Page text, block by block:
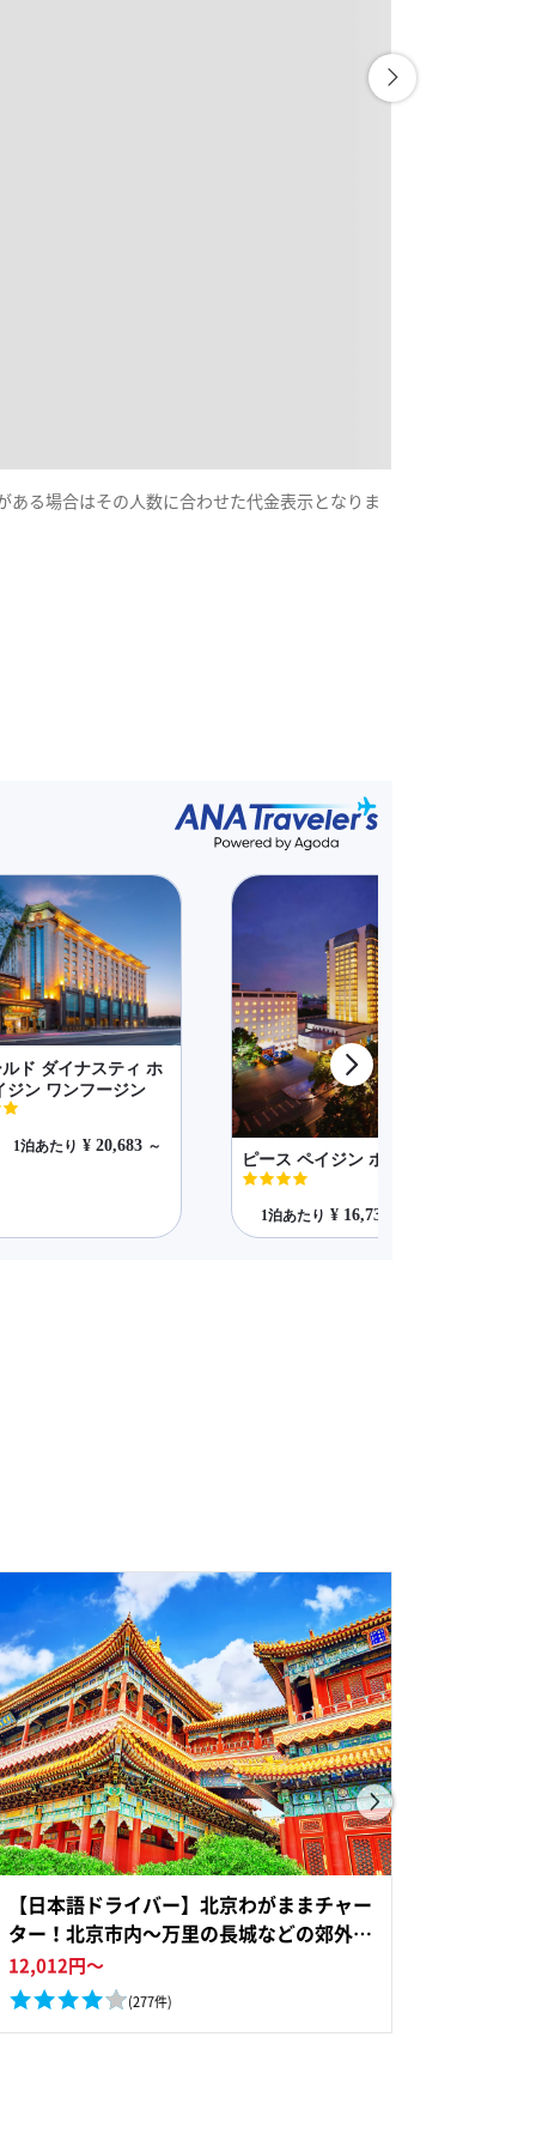
る場合はその人数に合わせた代金表示となりま
【日本語ドライバー】北京わがままチャー
ター！北京市内～万里の長城などの郊外も
カバー＜4時間 or 8時間専用車＞*車1台あ
たり料金
12,012円～
(277件)